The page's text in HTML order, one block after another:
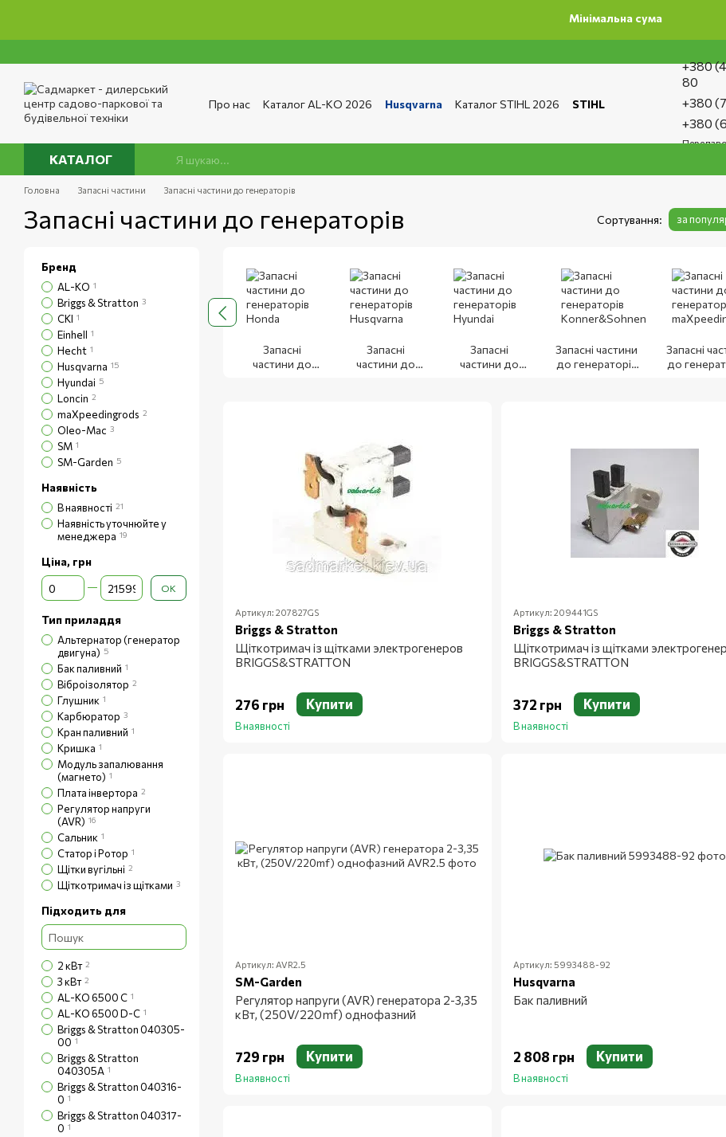
Мінімальна сума замовлення на сайті 500
Про нас Каталог AL-KO 2026 Husqvarna Каталог STIHL 2026
STIHL
+380
80
+380
+380
КАТАЛОГ
Головна Запасні частини Запасні частини до генераторів
Запасні частини до генераторів Сортування: за
Запасні
частини до
Запасні
частини до
Запасні
частини до
Запасні частини
до генераторів
Запасні
до
Артикул: 207827GS
Briggs & Stratton
Щіткотримач із щітками электрогенеров
BRIGGS&STRATTON
276 грн Купити
В наявності
Артикул: 209441GS
Briggs & Stratton
Щіткотримач із щітками
BRIGGS&STRATTON
372 грн Купити
В наявності
Артикул: AVR2.5
SM-Garden
Регулятор напруги (AVR) генератора 2-3,35
кВт, (250V/220mf) однофазний
729 грн Купити
В наявності
Артикул: 5993488-92
Husqvarna
Бак паливний
2 808 грн Купити
В наявності
Бренд
AL-KO 1
Briggs & Stratton 3
CKI 1
Einhell 1
Hecht 1
Husqvarna 15
Hyundai 5
Loncin 2
maXpeedingrods 2
Oleo-Mac 3
SM 1
SM-Garden 5
Наявність
В наявності 21
Наявність уточнюйте у
менеджера 19
Ціна, грн
Від Ціна, грн
До Ціна, грн ОК
Тип приладдя
Альтернатор (генератор
двигуна) 5
Бак паливний 1
Віброізолятор 2
Глушник 1
Карбюратор 3
Кран паливний 1
Кришка 1
Модуль запалювання
(магнето) 1
Плата інвертора 2
Регулятор напруги
(AVR) 16
Сальник 1
Статор і Ротор 1
Щітки вугільні 2
Щіткотримач із щітками 3
Підходить для
2 кВт 2
3 кВт 2
AL-KO 6500 C 1
AL-KO 6500 D-C 1
Briggs & Stratton 040305-
00 1
Briggs & Stratton
040305A 1
Briggs & Stratton 040316-
0 1
Briggs & Stratton 040317-
0 1